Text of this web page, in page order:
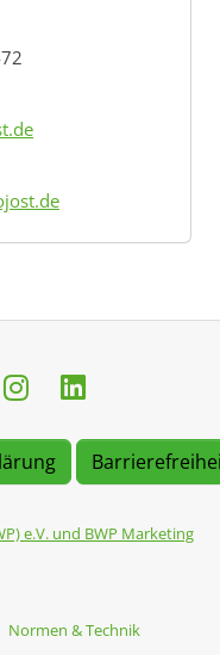
e.V. und BWP Marketing
Normen & Technik